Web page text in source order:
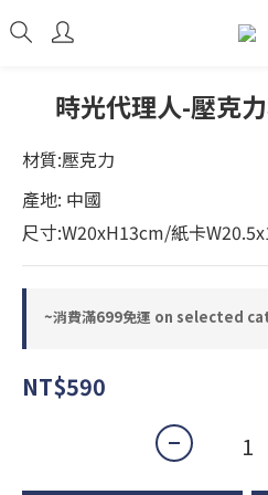
時光代理人-壓克
材質:壓克力
產地: 中國
尺寸:W20xH13cm/紙卡
~消費滿699免運 on selected
NT$590